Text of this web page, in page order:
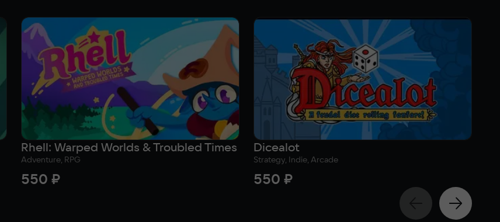
Rhell: Warped Worlds & Troubled Times
Adventure, RPG
550 ₽
Dicealot
Strategy, Indie, Arcade
550 ₽